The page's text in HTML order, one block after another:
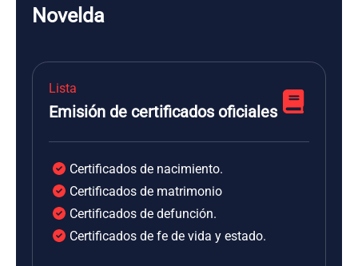
Novelda
Lista
Emisión de certificados oficiales
Certificados de nacimiento.
Certificados de matrimonio
Certificados de defunción.
Certificados de fe de vida y estado.